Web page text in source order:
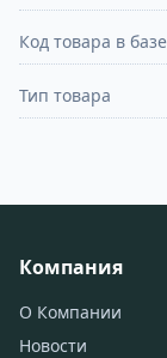
Код товара в базе
Тип товара
Компания
О Компании
Новости